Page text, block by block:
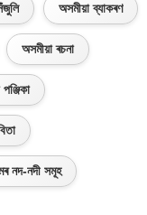
অসমীয়া ব্যাকৰণ
অসমীয়া ৰচনা
নদ-নদী সমূহ